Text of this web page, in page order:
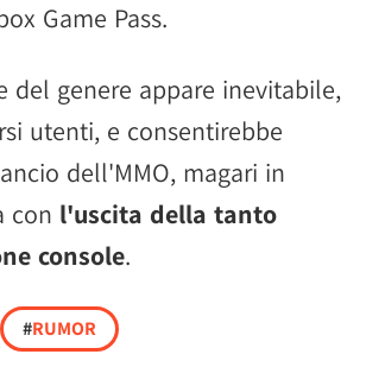
Game Pass.
del genere appare inevitabile,
utenti, e consentirebbe
dell'MMO, magari in
con l'uscita della tanto
console.
#RUMOR